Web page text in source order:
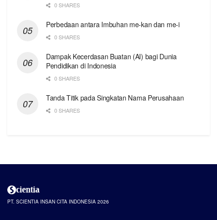
0 SHARES
Perbedaan antara Imbuhan me-kan dan me-i
0 SHARES
Dampak Kecerdasan Buatan (AI) bagi Dunia
Pendidikan di Indonesia
0 SHARES
Tanda Titik pada Singkatan Nama Perusahaan
0 SHARES
PT. SCIENTIA INSAN CITA INDONESIA 2026